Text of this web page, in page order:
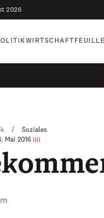
2026
WIRTSCHAFT
/
Soziales
Mai 2016